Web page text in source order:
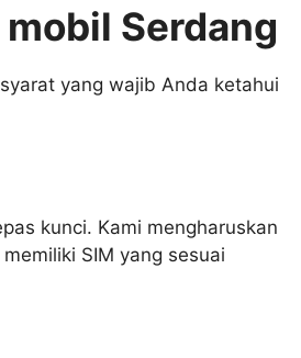
Serdang
yang wajib Anda ketahui
kunci. Kami mengharuskan
SIM yang sesuai